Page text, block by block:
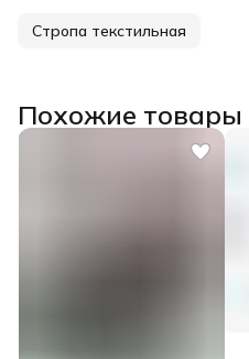
Стропа текстильная
Похожие товары